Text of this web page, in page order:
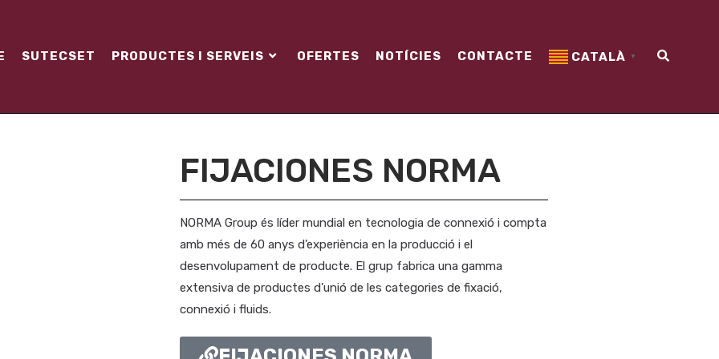
SUTECSET PRODUCTES I SERVEIS OFERTES NOTÍCIES CONTACTE CATALÀ ▼
FIJACIONES NORMA
NORMA Group és líder mundial en tecnologia de connexió i compta
amb més de 60 anys d’experiència en la producció i el
desenvolupament de producte. El grup fabrica una gamma
extensiva de productes d’unió de les categories de fixació,
connexió i fluids.